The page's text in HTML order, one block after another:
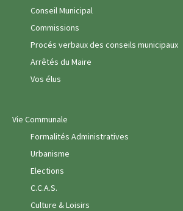
Conseil Municipal
Commissions
Procés verbaux des conseils municipaux
Arrêtés du Maire
Vos élus
Vie Communale
Formalités Administratives
Urbanisme
Elections
C.C.A.S.
Culture & Loisirs